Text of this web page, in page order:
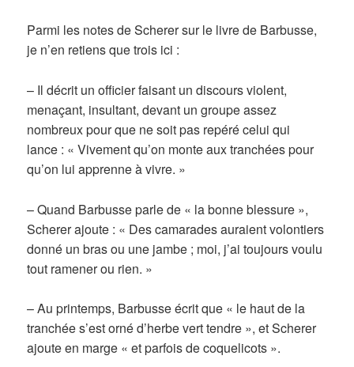
Parmi les notes de Scherer sur le livre de Barbusse,
je n’en retiens que trois ici :
– Il décrit un officier faisant un discours violent,
menaçant, insultant, devant un groupe assez
nombreux pour que ne soit pas repéré celui qui
lance : « Vivement qu’on monte aux tranchées pour
qu’on lui apprenne à vivre. »
– Quand Barbusse parle de « la bonne blessure »,
Scherer ajoute : « Des camarades auraient volontiers
donné un bras ou une jambe ; moi, j’ai toujours voulu
tout ramener ou rien. »
– Au printemps, Barbusse écrit que « le haut de la
tranchée s’est orné d’herbe vert tendre », et Scherer
ajoute en marge « et parfois de coquelicots ».